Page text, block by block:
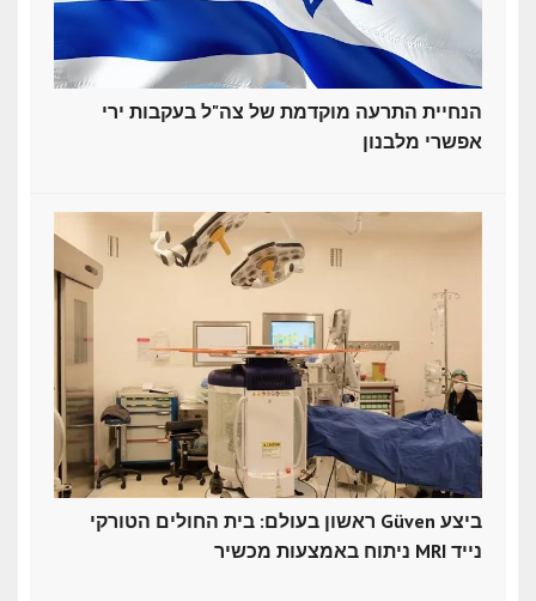
הנחיית התרעה מוקדמת של צה"ל בעקבות ירי
אפשרי מלבנון
ראשון בעולם: בית החולים הטורקי Güven ביצע
ניתוח באמצעות מכשיר MRI נייד